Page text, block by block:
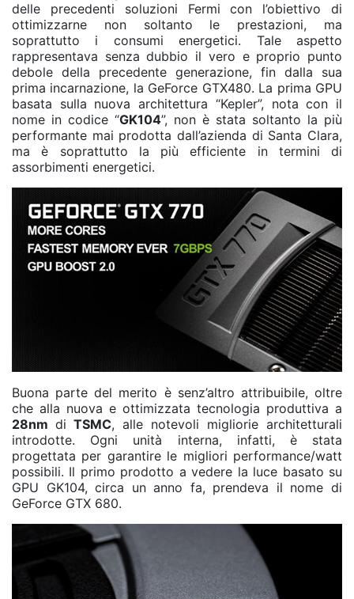
delle precedenti soluzioni Fermi con l’obiettivo di
ottimizzarne non soltanto le prestazioni, ma
soprattutto i consumi energetici. Tale aspetto
rappresentava senza dubbio il vero e proprio punto
debole della precedente generazione, fin dalla sua
prima incarnazione, la GeForce GTX480. La prima GPU
basata sulla nuova architettura “Kepler”, nota con il
nome in codice “GK104”, non è stata soltanto la più
performante mai prodotta dall’azienda di Santa Clara,
ma è soprattutto la più efficiente in termini di
assorbimenti energetici.
Buona parte del merito è senz’altro attribuibile, oltre
che alla nuova e ottimizzata tecnologia produttiva a
28nm di TSMC, alle notevoli migliorie architetturali
introdotte. Ogni unità interna, infatti, è stata
progettata per garantire le migliori performance/watt
possibili. Il primo prodotto a vedere la luce basato su
GPU GK104, circa un anno fa, prendeva il nome di
GeForce GTX 680.